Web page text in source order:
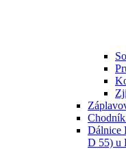
Dálnice
D 55) u